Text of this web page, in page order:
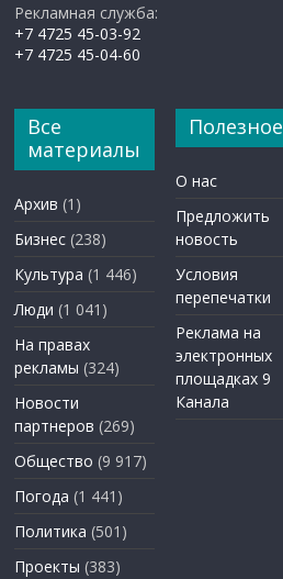
Рекламная служба:
+7 4725 45-03-92
+7 4725 45-04-60
Все
материалы
Архив (1)
Бизнес (238)
Культура (1 446)
Люди (1 041)
На правах
рекламы (324)
Новости
партнеров (269)
Общество (9 917)
Погода (1 441)
Политика (501)
Проекты (383)
Полезное
О нас
Предложить
новость
Условия
перепечатки
Реклама на
электронных
площадках 9
Канала